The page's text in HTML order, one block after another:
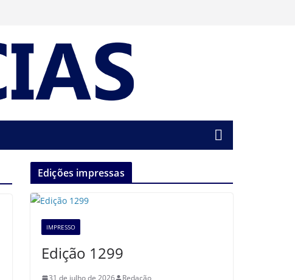
Edições impressas
IMPRESSO
Edição 1299
31 de julho de 2026 Redação